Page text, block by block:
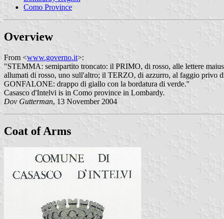
Como Province
Overview
From <www.governo.it>:
"STEMMA: semipartito troncato: il PRIMO, di rosso, alle lettere
allumati di rosso, uno sull'altro; il TERZO, di azzurro, al faggio privo
GONFALONE: drappo di giallo con la bordatura di verde."
Casasco d'Intelvi is in Como province in Lombardy.
Dov Gutterman, 13 November 2004
Coat of Arms